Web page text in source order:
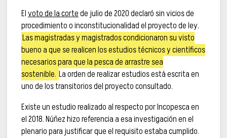
Elvoto de la cortede julio de 2020 declaró sin vicios de
procedimiento o inconstitucionalidad el proyecto de ley.
Las magistradas y magistrados condicionaron su visto
bueno a que se realicen los estudios técnicos y científicos
necesarios para que la pesca de arrastre sea
sostenible. La orden de realizar estudios está escrita en
uno de los transitorios del proyecto consultado.
Existe un estudio realizado al respecto por Incopesca en
el 2018. Núñez hizo referencia a esa investigación en el
plenario para justificar que el requisito estaba cumplido.